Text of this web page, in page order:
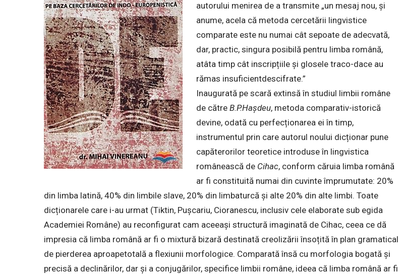
autorului menirea de a transmite „un mesaj nou, și
anume, acela că metoda cercetării lingvistice
comparate este nu numai cât sepoate de adecvată,
dar, practic, singura posibilă pentru limba română,
atâta timp cât inscripțiile și glosele traco-dace au
rămas insuficientdescifrate.”
Inaugurată pe scară extinsă în studiul limbii române
de cătreB.P.Hașdeu, metoda comparativ-istorică
devine, odată cu perfecționarea ei în timp,
instrumentul prin care autorul noului dicționar pune
capăterorilor teoretice introduse în lingvistica
românească de Cihac, conform căruia limba română
ar fi constituită numai din cuvinte împrumutate: 20%
din limba latină, 40% din limbile slave, 20% din limbaturcă și alte 20% din alte limbi. Toate
dicționarele care i-au urmat (Tiktin, Pușcariu, Cioranescu, inclusiv cele elaborate sub egida
Academiei Române) au reconfigurat cam aceeași structură imaginată de Cihac, ceea ce dă
impresia că limba română ar fi o mixtură bizară destinată creolizării însoțită în plan gramatical
de pierderea aproapetotală a flexiunii morfologice. Comparată însă cu morfologia bogată și
precisă a declinărilor, dar și a conjugărilor, specifice limbii române, ideea că limba română ar fi